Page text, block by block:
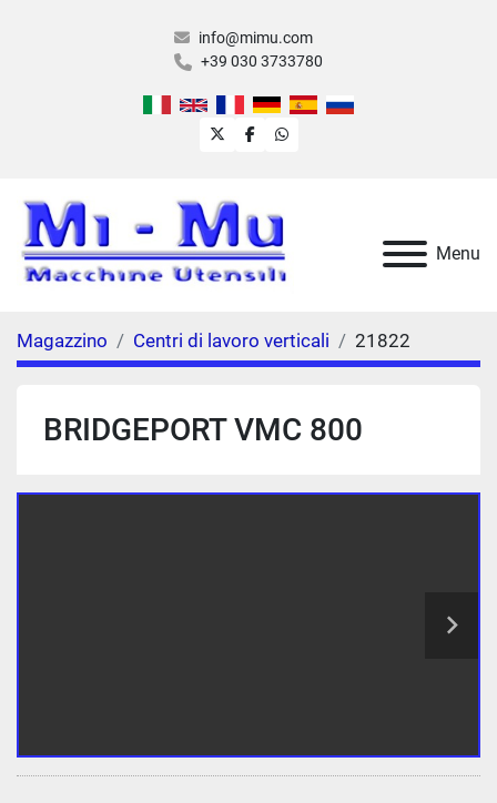
info@mimu.com
+39 030 3733780
twitterfacebookwhatsapp
Menu
Magazzino Centri di lavoro verticali 21822
BRIDGEPORT VMC 800